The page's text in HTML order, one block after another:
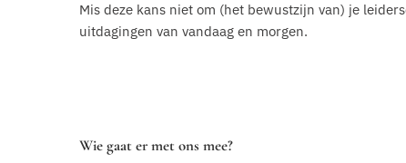
Mis deze kans niet om (het bewustzijn van) je
uitdagingen van vandaag en morgen.
Wie gaat er met ons mee?